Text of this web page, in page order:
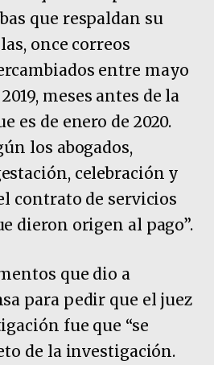
que respaldan su
once correos
entre mayo
meses antes de la
es de enero de 2020.
los abogados,
celebración y
contrato de servicios
dieron origen al pago”.
que dio a
para pedir que el juez
fue que “se
de la investigación.